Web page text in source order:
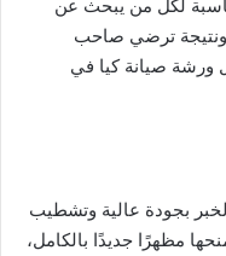
لكل من يبحث عن
ونتيجة ترضي صاحب
ورشة صيانة كيا في
بجودة عالية وتشطيب
مظهرًا جديدًا بالكامل،